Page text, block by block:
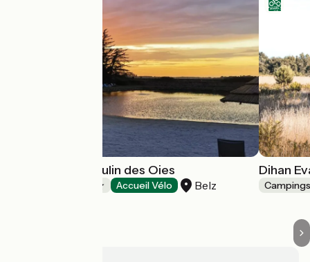
Camping Le Moulin des Oies
Accueil Vélo Belz
Dihan